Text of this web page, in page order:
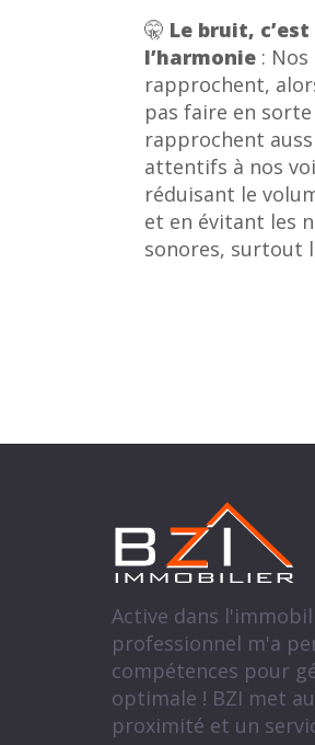
🤫 Le bruit,
l’harmonie :
rapprochent,
pas faire en
rapprochent
attentifs à nos
réduisant le
et en évitant les
sonores, surtout
Active dans
professionnel m'a
compétences pour
optimale ! BZI met
proximité et un